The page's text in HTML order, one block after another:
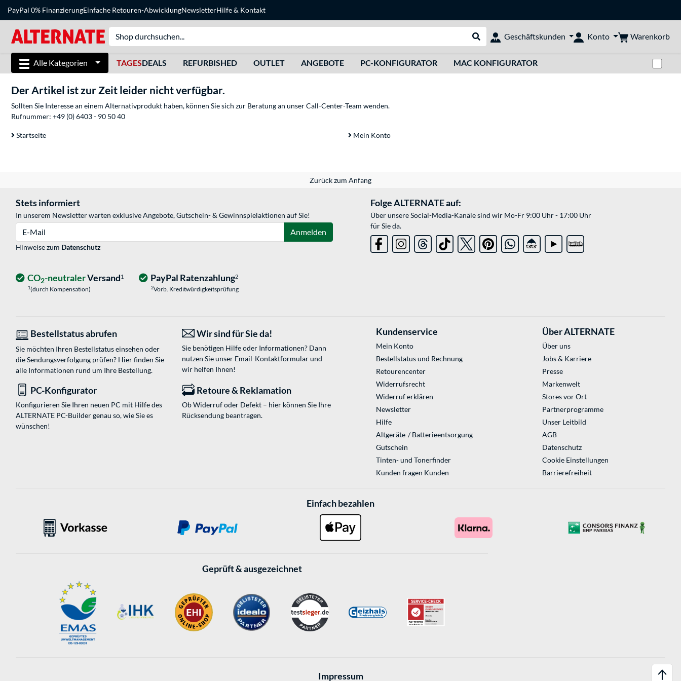
PayPal 0% FinanzierungEinfache Retouren-AbwicklungNewsletterHilfe& Kontakt
Suche durchführen
Geschäftskunden Konto Warenkorb
Alle Kategorien TAGESDEALS REFURBISHED OUTLET ANGEBOTE PC-KONFIGURATOR MAC KONFIGURATOR
Der Artikel ist zur Zeit leider nicht verfügbar.
Sollten Sie Interesse an einem Alternativprodukt haben, können Sie sich zur Beratung an unser Call-Center-Team wenden.
Rufnummer: +49 (0) 6403 - 90 50 40
Startseite Mein Konto
Zurück zum Anfang
Stets informiert
In unserem Newsletter warten exklusive Angebote, Gutschein- & Gewinnspielaktionen auf Sie!
Anmelden
Hinweise zum Datenschutz
Folge ALTERNATE auf:
Über unsere Social-Media-Kanäle sind wir Mo-Fr 9:00 Uhr - 17:00 Uhr
für Sie da.
CO2-neutralerVersand1
1(durch Kompensation)
PayPal Ratenzahlung2
2Vorb. Kreditwürdigkeitsprüfung
Bestellstatus abrufen
Sie möchten Ihren Bestellstatus einsehen oder
die Sendungsverfolgung prüfen? Hier finden Sie
alle Informationen rund um Ihre Bestellung.
Wir sind für Sie da!
Sie benötigen Hilfe oder Informationen? Dann
nutzen Sie unser Email-Kontaktformularund
wir helfen Ihnen!
PC-Konfigurator
Konfigurieren Sie Ihren neuen PC mit Hilfe des
ALTERNATE PC-Builder genau so, wie Sie es
wünschen!
Retoure & Reklamation
Ob Widerruf oder Defekt – hier können Sie Ihre
Rücksendung beantragen.
Kundenservice
Mein Konto
Bestellstatus und Rechnung
Retourencenter
Widerrufsrecht
Widerruf erklären
Newsletter
Hilfe
Altgeräte-/ Batterieentsorgung
Gutschein
Tinten- und Tonerfinder
Kunden fragen Kunden
Über ALTERNATE
Über uns
Jobs & Karriere
Presse
Markenwelt
Stores vor Ort
Partnerprogramme
Unser Leitbild
AGB
Datenschutz
Cookie Einstellungen
Barrierefreiheit
Einfach bezahlen
Geprüft & ausgezeichnet
Impressum